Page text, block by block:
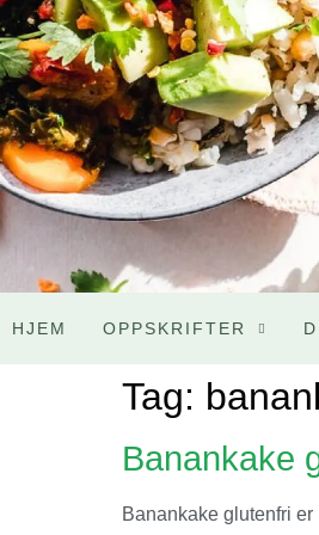
HJEM OPPSKRIFTER
Tag:
Banankake
Banankake glutenfri